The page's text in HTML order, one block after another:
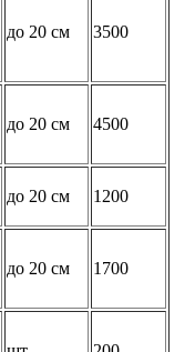
до 20 см 3500
до 20 см 4500
до 20 см 1200
до 20 см 1700